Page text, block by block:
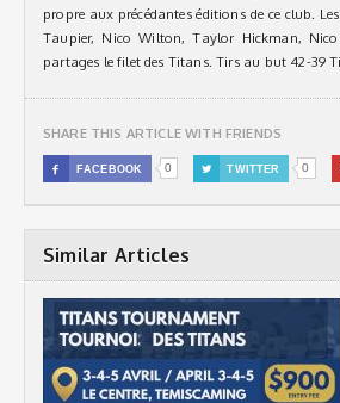
propre aux précédantes éditions de ce club.
Taupier, Nico Wilton, Taylor Hickman,
partages le filet des Titans. Tirs au but 42-39
SHARE THIS ARTICLE WITH FRIENDS
 FACEBOOK 0  TWITTER 0
Similar Articles